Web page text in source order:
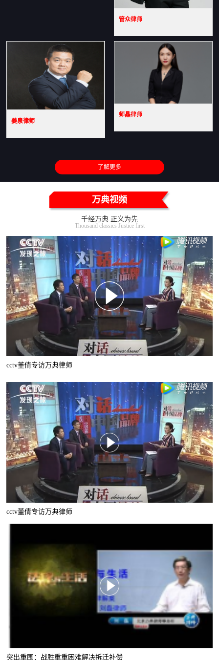
管众律师
姜泉律师
师晶律师
了解更多
万典视频
千经万典 正义为先
Thousand classics Justice first
cctv董倩专访万典律师
cctv董倩专访万典律师
突出重围：战胜重重困难解决拆迁补偿